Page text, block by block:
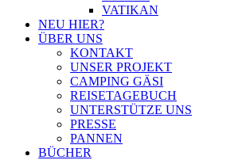
VATIKAN
NEU HIER?
ÜBER UNS
KONTAKT
UNSER PROJEKT
CAMPING GÄSI
REISETAGEBUCH
UNTERSTÜTZE UNS
PRESSE
PANNEN
BÜCHER